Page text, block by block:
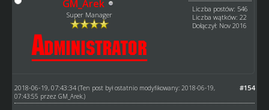
GM_Arek
Super Manager
Liczba postów: 546
Liczba wątków: 22
Dołączył: Nov 2016
#154
2018-06-19, 07:43:34 (Ten post był ostatnio modyfikowany: 2018-06-19,
07:43:55 przez GM_Arek.)